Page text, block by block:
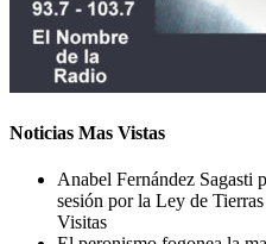
Noticias Mas Vistas
Anabel Fernández Sagasti
sesión por la Ley de
Visitas